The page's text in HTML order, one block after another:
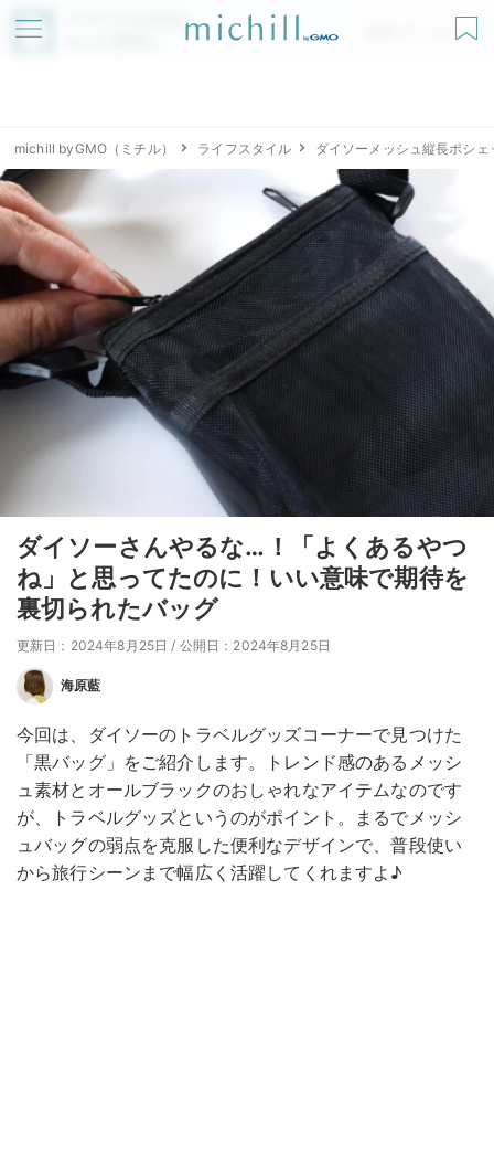
アプリでmichillが
無料ダウンロード
michill byGMO（ミチル） ライフスタイル ダイソーメッシュ縦長ポシェ
ダイソーさんやるな…！「よくあるやつ
ね」と思ってたのに！いい意味で期待を
裏切られたバッグ
更新日：2024年8月25日 / 公開日：2024年8月25日
海原藍
今回は、ダイソーのトラベルグッズコーナーで見つけた
「黒バッグ」をご紹介します。トレンド感のあるメッシ
ュ素材とオールブラックのおしゃれなアイテムなのです
が、トラベルグッズというのがポイント。まるでメッシ
ュバッグの弱点を克服した便利なデザインで、普段使い
から旅行シーンまで幅広く活躍してくれますよ♪